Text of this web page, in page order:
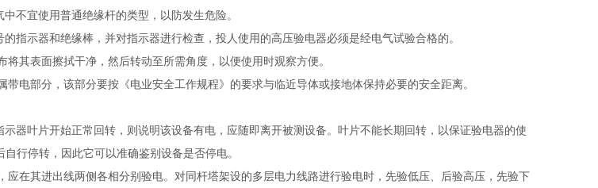
中不宜使用普通绝缘杆的类型，以防发生危险。
的指示器和绝缘棒，并对指示器进行检查，投人使用的高压验电器必须是经电气试验合格的。
将其表面擦拭干净，然后转动至所需角度，以便使用时观察方便。
电部分，该部分要按《电业安全工作规程》的要求与临近导体或接地体保持必要的安全距离。
示器叶片开始正常回转，则说明该设备有电，应随即离开被测设备。叶片不能长期回转，以保证验电器的使
自行停转，因此它可以准确鉴别设备是否停电。
在其进出线两侧各相分别验电。对同杆塔架设的多层电力线路进行验电时，先验低压、后验高压，先验下